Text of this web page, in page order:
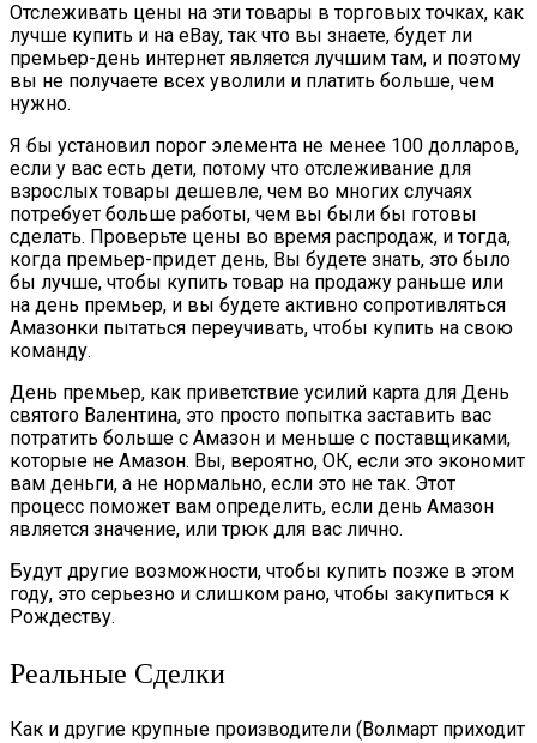
Отслеживать цены на эти товары в торговых точках, как
лучше купить и на eBay, так что вы знаете, будет ли
премьер-день интернет является лучшим там, и поэтому
вы не получаете всех уволили и платить больше, чем
нужно.
Я бы установил порог элемента не менее 100 долларов,
если у вас есть дети, потому что отслеживание для
взрослых товары дешевле, чем во многих случаях
потребует больше работы, чем вы были бы готовы
сделать. Проверьте цены во время распродаж, и тогда,
когда премьер-придет день, Вы будете знать, это было
бы лучше, чтобы купить товар на продажу раньше или
на день премьер, и вы будете активно сопротивляться
Амазонки пытаться переучивать, чтобы купить на свою
команду.
День премьер, как приветствие усилий карта для День
святого Валентина, это просто попытка заставить вас
потратить больше с Амазон и меньше с поставщиками,
которые не Амазон. Вы, вероятно, ОК, если это экономит
вам деньги, а не нормально, если это не так. Этот
процесс поможет вам определить, если день Амазон
является значение, или трюк для вас лично.
Будут другие возможности, чтобы купить позже в этом
году, это серьезно и слишком рано, чтобы закупиться к
Рождеству.
Реальные Сделки
Как и другие крупные производители (Волмарт приходит